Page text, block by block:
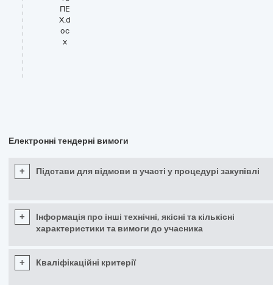
ПЕ
Х.d
oc
x
Електронні тендерні вимоги
+ Підстави для відмови в участі у процедурі закупівлі
+
Інформація про інші технічні, якісні та кількісні
характеристики та вимоги до учасника
+ Кваліфікаційні критерії